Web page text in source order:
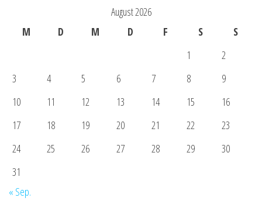
August 2026
M
D M D F S
S
1
2
3
4 5 6 7 8
9
10
11 12 13 14 15
16
17
18 19 20 21 22
23
24
25 26 27 28 29
30
31
« Sep.